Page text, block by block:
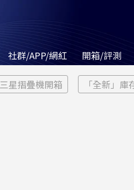
社群/APP/網紅 開箱/評測
三星摺疊機開箱 「全新」庫